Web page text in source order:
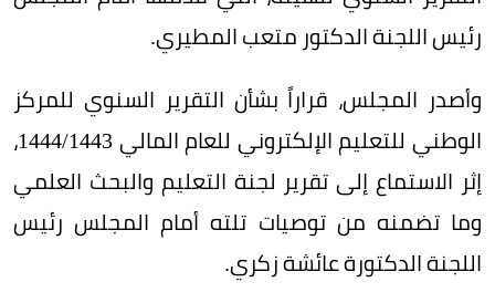
رئيس اللجنة الدكتور متعب المطيري.
وأصدر المجلس، قراراً بشأن التقرير السنوي للمركز
الوطني للتعليم الإلكتروني للعام المالي 1443/‏‏1444،
إثر الاستماع إلى تقرير لجنة التعليم والبحث العلمي
وما تضمنه من توصيات تلته أمام المجلس رئيس
اللجنة الدكتورة عائشة زكري.